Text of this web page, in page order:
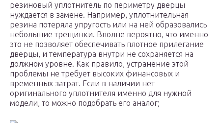
резиновый уплотнитель по периметру дверцы
нуждается в замене. Например, уплотнительная
резина потеряла упругость или на ней образовались
небольшие трещинки. Вполне вероятно, что именно
это не позволяет обеспечивать плотное прилегание
дверцы, и температура внутри не сохраняется на
должном уровне. Как правило, устранение этой
проблемы не требует высоких финансовых и
временных затрат. Если в наличии нет
оригинального уплотнителя именно для нужной
модели, то можно подобрать его аналог;